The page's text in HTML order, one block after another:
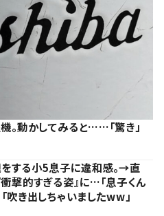
動かしてみると……「驚き」
する小5息子に違和感。→直
衝撃的すぎる姿』に…「息子くん
吹き出しちゃいましたww」